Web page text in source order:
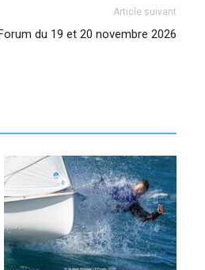
Article suivant
du 19 et 20 novembre 2026